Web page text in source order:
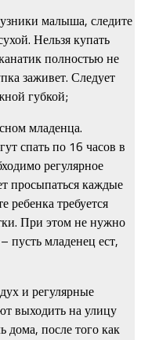
малыша, следите
Нельзя купать
полностью не
заживет. Следует
губкой;
младенца.
спать по 16 часов в
регулярное
просыпаться каждые
ребенка требуется
При этом не нужно
пусть младенец ест,
и регулярные
выходить на улицу
дома, после того как